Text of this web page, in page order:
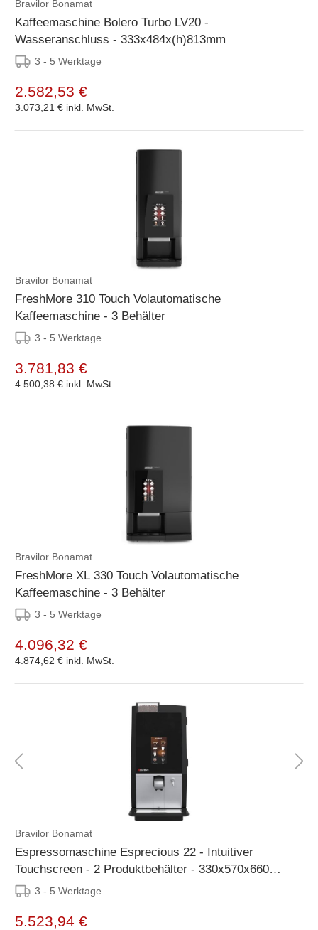
Bravilor Bonamat
Kaffeemaschine Bolero Turbo LV20 -
Wasseranschluss - 333x484x(h)813mm
3 - 5 Werktage
2.582,53 €
3.073,21 € inkl. MwSt.
Bravilor Bonamat
FreshMore 310 Touch Volautomatische
Kaffeemaschine - 3 Behälter
3 - 5 Werktage
3.781,83 €
4.500,38 € inkl. MwSt.
Bravilor Bonamat
FreshMore XL 330 Touch Volautomatische
Kaffeemaschine - 3 Behälter
3 - 5 Werktage
4.096,32 €
4.874,62 € inkl. MwSt.
Bravilor Bonamat
Espressomaschine Esprecious 22 - Intuitiver
Touchscreen - 2 Produktbehälter - 330x570x660
mm 3 - 5 Werktage
5.523,94 €